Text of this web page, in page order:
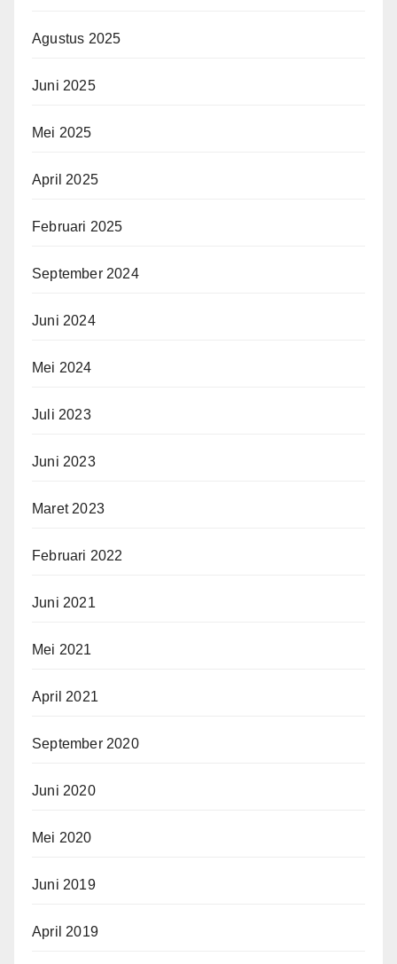
Agustus 2025
Juni 2025
Mei 2025
April 2025
Februari 2025
September 2024
Juni 2024
Mei 2024
Juli 2023
Juni 2023
Maret 2023
Februari 2022
Juni 2021
Mei 2021
April 2021
September 2020
Juni 2020
Mei 2020
Juni 2019
April 2019